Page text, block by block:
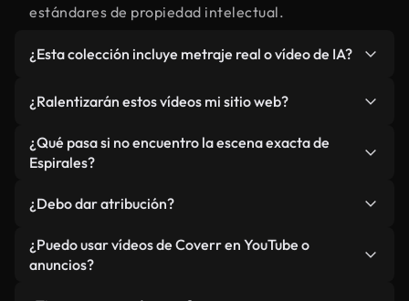
estándares de propiedad intelectual.
¿Esta colección incluye metraje real o vídeo de IA?
relacionado con Espirales y vídeos generados por
IA. Todo está claramente etiquetado.
¿Ralentizarán estos vídeos mi sitio web?
No si selecciona nuestras versiones optimizadas
para web, diseñadas específicamente para uso de
métricas como LCP.
¿Qué pasa si no encuentro la escena exacta de
Espirales?
Studio. Describe la escena, como "Espirales al
atardecer", y la IA la generará en segundos
conforme a nuestros estándares.
¿Debo dar atribución?
No es necesario. Todos los vídeos en nuestra
biblioteca son royalty-free, aunque siempre se
¿Puedo usar vídeos de Coverr en YouTube o
anuncios?